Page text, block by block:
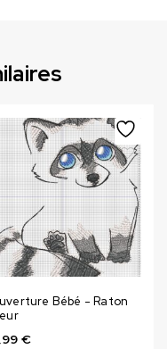
Bébé - Raton
€